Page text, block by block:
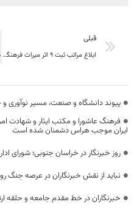
قبلی
ابلاغ مراتب ثبت 9 اثر میراث فرهنگی ناملموس به خراسان جنوبی
پیوند دانشگاه و صنعت، مسیر
فرهنگ عاشورا و مکتب ایثار و شهادت
ایران موجب هراس دشمنان شده است
روز خبرنگار در خراسان جنوبی؛ شورای
نباید از نقش خبرنگاران در عرصه جنگ
خبرنگاران در خط مقدم جامعه و حلقه